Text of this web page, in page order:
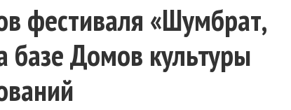
фестиваля «Шумбрат,
Домов культуры